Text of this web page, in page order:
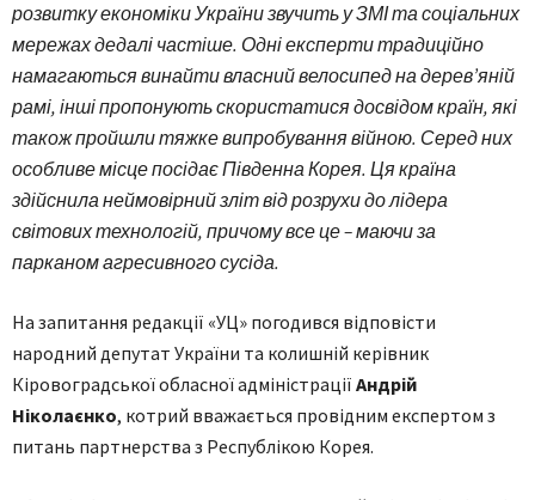
розвиткуекономікиУкраїнизвучить у ЗМІ та соціальних
мережах дедалі частіше. Одніекспертитрадиційно
намагаютьсявинайтивласний велосипед на дерев’яній
рамі, іншіпропонуютьскористатисядосвідомкраїн, які
такожпройшлитяжкевипробуваннявійною. Серед них
особливемісцепосідаєПівденна Корея. Цякраїна
здійсниланеймовірнийзлітвідрозрухи до лідера
світовихтехнологій, причому все це –маючи за
парканомагресивногосусіда.
На запитання редакції «УЦ» погодився відповісти
народний депутат України та колишній керівник
Кіровоградської обласної адміністрації Андрій
Ніколаєнко, котрий вважається провідним експертом з
питань партнерства з Республікою Корея.